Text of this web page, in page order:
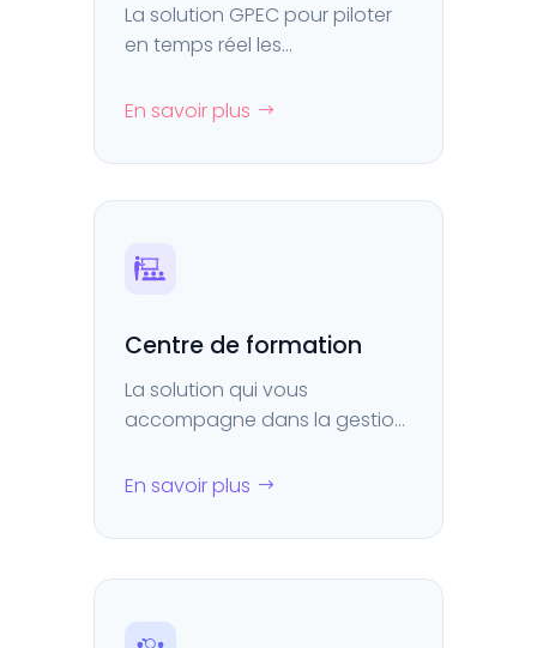
La solution GPEC pour piloter
en temps réel les
vos collaborateurs.
En savoir plus
Centre de formation
La solution qui vous
accompagne dans la gestion
et de vos universités
En savoir plus